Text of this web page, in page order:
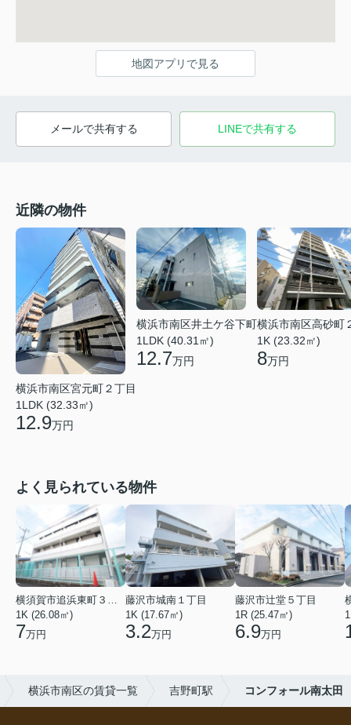
地図アプリで見る
メールで共有する LINEで共有する
近隣の物件
横浜市南区宮元町２丁目
1LDK (32.33㎡)
12.9万円
横浜市南区井土ケ谷下町
1LDK (40.31㎡)
12.7万円
横浜市南区高砂町
1K (23.32㎡)
8万円
よく見られている物件
1K (26.08㎡)
7万円
藤沢市城南１丁目
1K (17.67㎡)
3.2万円
藤沢市辻堂５丁目
1R (25.47㎡)
6.9万円
横浜市南区の賃貸一覧 吉野町駅 コンフォール南太田